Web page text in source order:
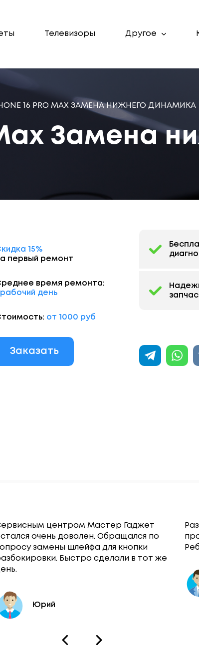
Телевизоры Другое
16 PRO MAX ЗАМЕНА НИЖНЕГО ДИНАМИКА
Замена
15%
первый ремонт
время ремонта:
рабочий день
от 1000 руб
Заказать
центром Мастер Гаджет
очень доволен. Обращался по
замены шлейфа для кнопки
Быстро сделали в тот же
Юрий